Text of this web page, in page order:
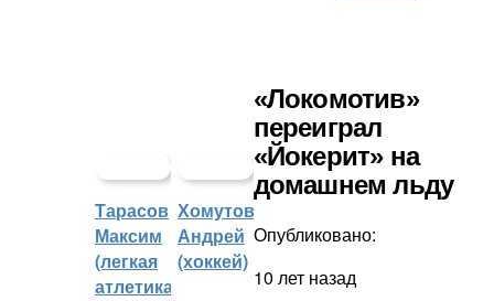
Тарасов
Максим
(легкая
атлетика)
Хомутов
Андрей
(хоккей)
«Локомотив»
переиграл
«Йокерит» на
домашнем льду
Опубликовано:
10 лет назад